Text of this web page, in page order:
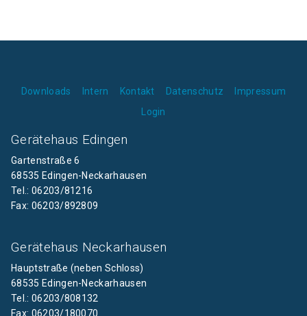
Downloads Intern Kontakt Datenschutz
Impressum
Login
Gerätehaus Edingen
Gartenstraße 6
68535 Edingen-Neckarhausen
Tel.: 06203/81216
Fax: 06203/892809
Gerätehaus Neckarhausen
Hauptstraße (neben Schloss)
68535 Edingen-Neckarhausen
Tel.: 06203/808132
Fax: 06203/180070